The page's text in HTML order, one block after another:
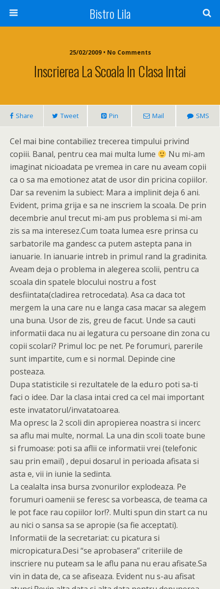
Bistro Lila
25/02/2009 • No Comments
Inscrierea La Scoala In Clasa Intai
Share Tweet Pin Mail SMS
Cel mai bine contabiliez trecerea timpului privind
copiii. Banal, pentru cea mai multa lume
Nu mi-am
imaginat nicioadata pe vremea in care nu aveam copii
ca o sa ma emotionez atat de usor din pricina copiilor.
Dar sa revenim la subiect: Mara a implinit deja 6 ani.
Evident, prima grija e sa ne inscriem la scoala. De prin
decembrie anul trecut mi-am pus problema si mi-am
zis sa ma interesez.Cum toata lumea esre prinsa cu
sarbatorile ma gandesc ca putem astepta pana in
ianuarie. In ianuarie intreb in primul rand la gradinita.
Aveam deja o problema in alegerea scolii, pentru ca
scoala din spatele blocului nostru a fost
desfiintata(cladirea retrocedata). Asa ca daca tot
mergem la una care nu e langa casa macar sa alegem
una buna. Usor de zis, greu de facut. Unde sa cauti
informatii daca nu ai legatura cu persoane din zona cu
copii scolari? Primul loc: pe net. Pe forumuri, parerile
sunt impartite, cum e si normal. Depinde cine
posteaza.
Dupa statisticile si rezultatele de la edu.ro poti sa-ti
faci o idee. Dar la clasa intai cred ca cel mai important
este invatatorul/invatatoarea.
Ma opresc la 2 scoli din apropierea noastra si incerc
sa aflu mai multe, normal. La una din scoli toate bune
si frumoase: poti sa aflii ce informatii vrei (telefonic
sau prin email) , depui dosarul in perioada afisata si
asta e, vii in iunie la sedinta.
La cealalta insa bursa zvonurilor explodeaza. Pe
forumuri oamenii se feresc sa vorbeasca, de teama ca
le pot face rau copiilor lor!?. Multi spun din start ca nu
au nici o sansa sa se apropie (sa fie acceptati).
Informatii de la secretariat: cu picatura si
micropicatura.Desi “se aprobasera” criteriile de
inscriere nu puteam sa le aflu pana nu erau afisate.Sa
vin in data de, ca se afiseaza. Evident nu s-au afisat